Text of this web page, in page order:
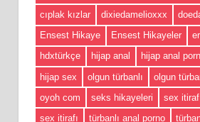
cıplak kızlar
dixiedamelioxxx
Ensest Hikaye
Ensest Hikayeler
hdxtürkçe
hijap anal hijap anal porn
hijap sex
olgun türbanlı
olgun
oyoh com
seks hikayeleri
sex
sex itirafı
türbanlı anal porno